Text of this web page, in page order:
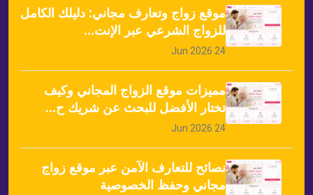
موقع زواج وتعارف مجاني: دليلك الكامل
للزواج الشرعي عبر الإنت...
24 Jun 2026
مميزات موقع الزواج المجاني وكيف
تختار الأفضل للبحث عن شريك ح...
24 Jun 2026
نصائح للتعارف الآمن عبر موقع زواج
مجاني وحفظ الخصوصية